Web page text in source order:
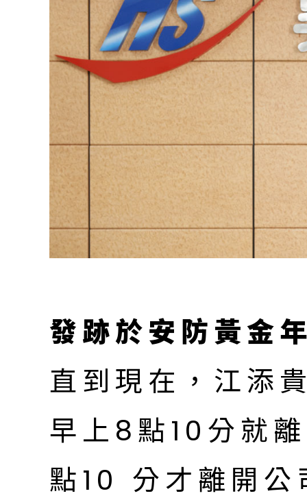
發跡於安防黃金
直到現在，江添
早上8點10分就
點10 分才離開